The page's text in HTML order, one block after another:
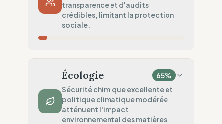
transparence et d'audits
crédibles, limitant la protection
sociale.
Droits non garantis (Asie)
Traçabilité 0
Aucune donnée usine publiée
Audits Sociaux 20
Écologie 65%
Sécurité chimique excellente et
politique climatique modérée
atténuent l'impact
environnemental des matières